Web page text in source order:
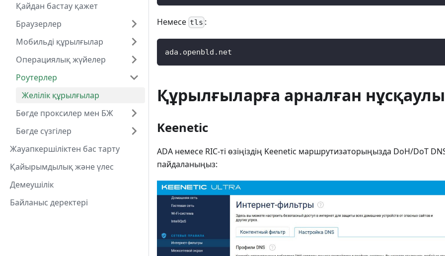
Қайдан бастау қажет
Браузерлер
Мобильді құрылғылар
Операциялық жүйелер
Роутерлер
Желілік құрылғылар
Бөгде проксилер мен БЖ
Бөгде сүзгілер
Жауапкершіліктен бас тарту
Қайырымдылық және үлес
Демеушілік
Байланыс деректері
Немесе tls :
ada.openbld.net
Құрылғыларға арналған
Keenetic
ADA немесе RIC-ті өзіңіздің Keenetic маршрутизаторыңызда DoH/DoT
пайдаланыңыз: